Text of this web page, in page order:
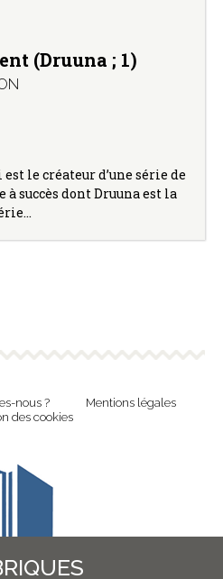
(Druuna ; 1)
le créateur d’une série de
succès dont Druuna est la
nous ?
Mentions légales
des cookies
Culture et Bibliothèques Pour Tous